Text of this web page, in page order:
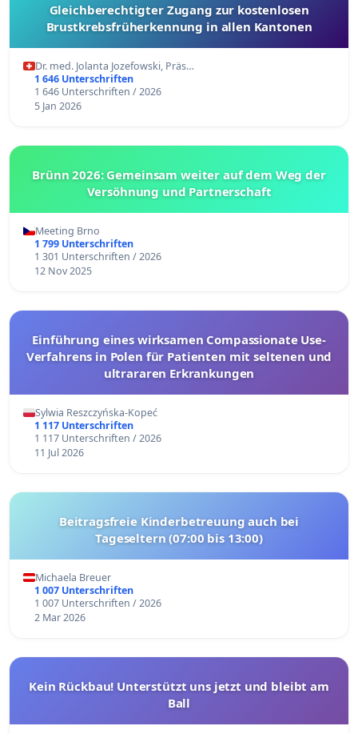
Gleichberechtigter Zugang zur kostenlosen
Brustkrebsfrüherkennung in allen Kantonen
Dr. med. Jolanta Jozefowski, Präs…
1 646 Unterschriften
1 646 Unterschriften / 2026
5 Jan 2026
Brünn 2026: Gemeinsam weiter auf dem Weg der
Versöhnung und Partnerschaft
Meeting Brno
1 799 Unterschriften
1 301 Unterschriften / 2026
12 Nov 2025
Einführung eines wirksamen Compassionate Use-
Verfahrens in Polen für Patienten mit seltenen und
ultrararen Erkrankungen
Sylwia Reszczyńska-Kopeć
1 117 Unterschriften
1 117 Unterschriften / 2026
11 Jul 2026
Beitragsfreie Kinderbetreuung auch bei
Tageseltern (07:00 bis 13:00)
Michaela Breuer
1 007 Unterschriften
1 007 Unterschriften / 2026
2 Mar 2026
Kein Rückbau! Unterstützt uns jetzt und bleibt am
Ball